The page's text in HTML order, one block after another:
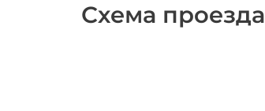
Схема проезда